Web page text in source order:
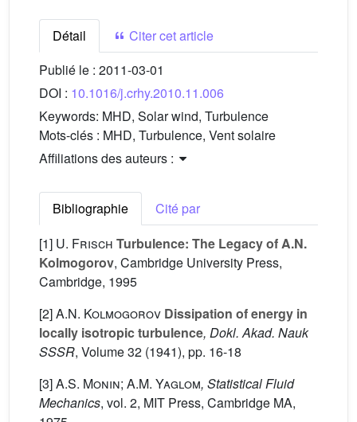
Détail
Citer cet article
Publié le : 2011-03-01
DOI : 10.1016/j.crhy.2010.11.006
Keywords: MHD, Solar wind, Turbulence
Mots-clés : MHD, Turbulence, Vent solaire
Affiliations des auteurs :
Bibliographie
Cité par
[1] U. Frisch Turbulence: The Legacy of A.N.
Kolmogorov, Cambridge University Press,
Cambridge, 1995
[2]A.N. Kolmogorov Dissipation of energy in
locally isotropic turbulence, Dokl. Akad. Nauk
SSSR, Volume 32 (1941), pp. 16-18
[3]A.S. Monin; A.M. Yaglom, Statistical Fluid
Mechanics, vol. 2, MIT Press, Cambridge MA,